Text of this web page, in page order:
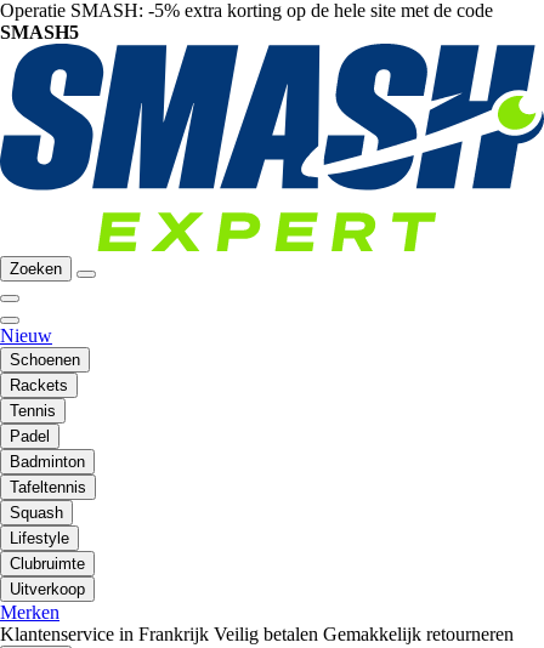
Operatie SMASH: -5% extra korting op de hele site met de code
SMASH5
Zoeken
Nieuw
Schoenen
Rackets
Tennis
Padel
Badminton
Tafeltennis
Squash
Lifestyle
Clubruimte
Uitverkoop
Merken
Klantenservice in Frankrijk Veilig betalen Gemakkelijk retourneren